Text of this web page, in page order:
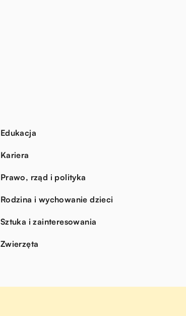
Edukacja
Kariera
Prawo, rząd i polityka
Rodzina i wychowanie dzieci
Sztuka i zainteresowania
Zwierzęta